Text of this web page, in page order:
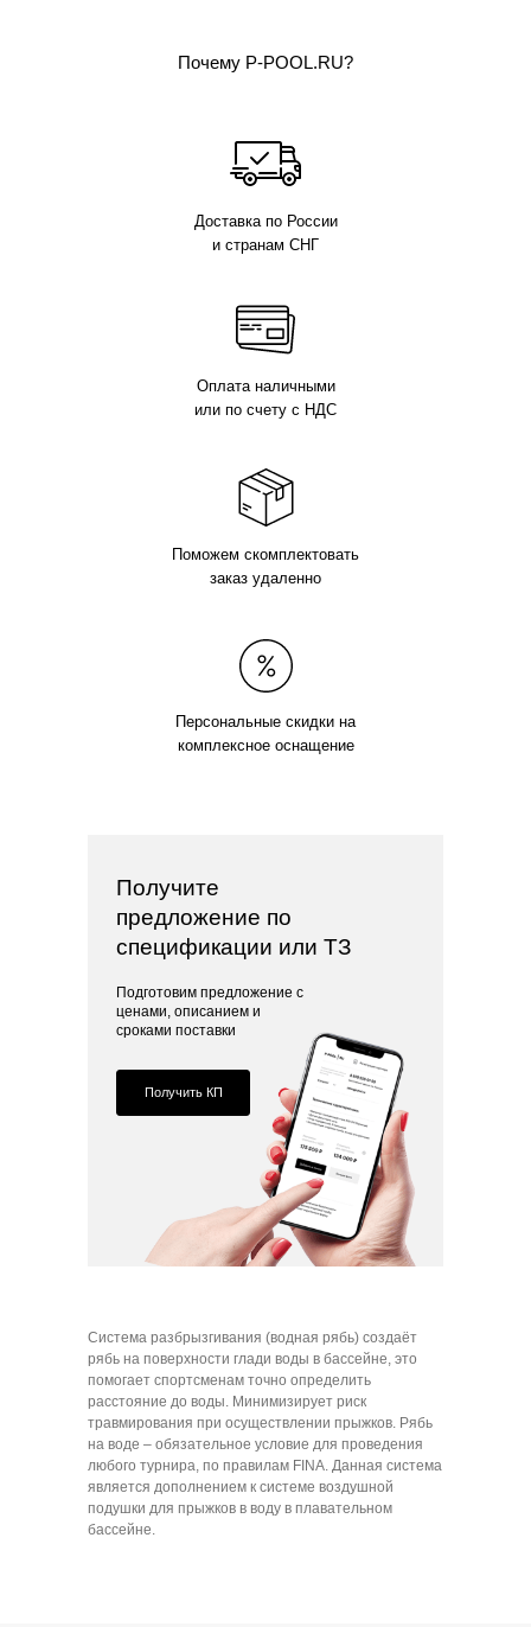
Почему P-POOL.RU?
Доставка по России
и странам СНГ
Поможем скомплектовать
заказ удаленно
Оплата наличными
или по счету с НДС
Персональные скидки на
комплексное оснащение
Подготовим предложение с
ценами, описанием и
сроками поставки
Получить КП
Получите
предложение по
спецификации или ТЗ
Система разбрызгивания (водная рябь) создаёт
рябь на поверхности глади воды в бассейне, это
помогает спортсменам точно определить
расстояние до воды. Минимизирует риск
травмирования при осуществлении прыжков. Рябь
на воде – обязательное условие для проведения
любого турнира, по правилам FINA. Данная система
является дополнением к системе воздушной
подушки для прыжков в воду в плавательном
бассейне.